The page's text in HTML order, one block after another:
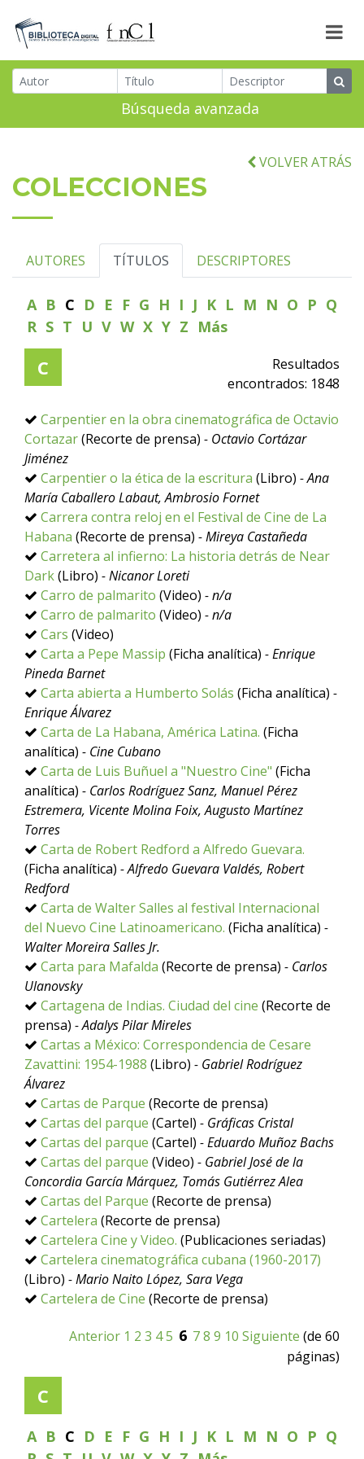
Búsqueda avanzada
VOLVER ATRÁS
COLECCIONES
AUTORES TÍTULOS DESCRIPTORES
A B C D E F G H I J K L M N O P Q
R S T U V W X Y Z Más
C
Resultados
encontrados: 1848
Carpentier en la obra cinematográfica de Octavio
Cortazar(Recorte de prensa) - Octavio Cortázar
Jiménez
Carpentier o la ética de la escritura (Libro) - Ana
María Caballero Labaut, Ambrosio Fornet
Carrera contra reloj en el Festival de Cine de La
Habana (Recorte de prensa) - Mireya Castañeda
Carretera al infierno: La historia detrás de Near
Dark(Libro) - Nicanor Loreti
Carro de palmarito (Video) - n/a
Carro de palmarito (Video) - n/a
Cars (Video)
Carta a Pepe Massip (Ficha analítica) - Enrique
Pineda Barnet
Carta abierta a Humberto Solás (Ficha analítica) -
Enrique Álvarez
Carta de La Habana, América Latina. (Ficha
analítica) - Cine Cubano
Carta de Luis Buñuel a "Nuestro Cine" (Ficha
analítica) - Carlos Rodríguez Sanz, Manuel Pérez
Estremera, Vicente Molina Foix, Augusto Martínez
Torres
Carta de Robert Redford a Alfredo Guevara.
(Ficha analítica) - Alfredo Guevara Valdés, Robert
Redford
Carta de Walter Salles al festival Internacional
del Nuevo Cine Latinoamericano. (Ficha analítica) -
Walter Moreira Salles Jr.
Carta para Mafalda (Recorte de prensa) - Carlos
Ulanovsky
Cartagena de Indias. Ciudad del cine (Recorte de
prensa) - Adalys Pilar Mireles
Cartas a México: Correspondencia de Cesare
Zavattini: 1954-1988 (Libro) - Gabriel Rodríguez
Álvarez
Cartas de Parque (Recorte de prensa)
Cartas del parque (Cartel) - Gráficas Cristal
Cartas del parque (Cartel) - Eduardo Muñoz Bachs
Cartas del parque (Video) - Gabriel José de la
Concordia García Márquez, Tomás Gutiérrez Alea
Cartas del Parque (Recorte de prensa)
Cartelera (Recorte de prensa)
Cartelera Cine y Video. (Publicaciones seriadas)
Cartelera cinematográfica cubana (1960-2017)
(Libro) - Mario Naito López, Sara Vega
Cartelera de Cine (Recorte de prensa)
Anterior 1 2 3 45 6 78 9 10 Siguiente (de 60
páginas)
C
A B C D E F G H I J K L M N O P Q